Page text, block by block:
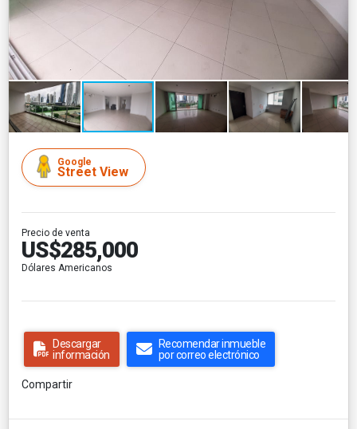
Google
Street View
Precio de venta
US$285,000
Dólares Americanos
Descargar
información
Recomendar inmueble
por correo electrónico
Compartir